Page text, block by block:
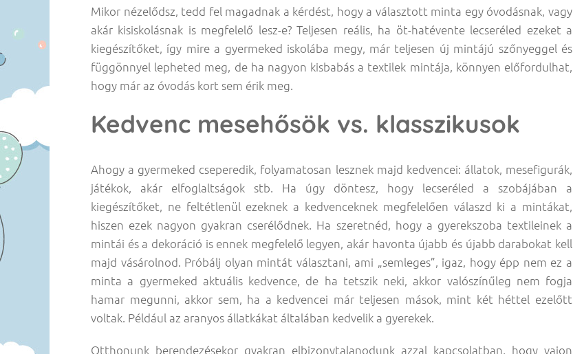
Mikor nézelődsz, tedd fel magadnak a kérdést, hogy a választott minta egy óvodásnak, vagy
akár kisiskolásnak is megfelelő lesz-e? Teljesen reális, ha öt-hatévente lecseréled ezeket a
kiegészítőket, így mire a gyermeked iskolába megy, már teljesen új mintájú szőnyeggel és
függönnyel lepheted meg, de ha nagyon kisbabás a textilek mintája, könnyen előfordulhat,
hogy már az óvodás kort sem érik meg.
Kedvenc mesehősök vs. klasszikusok
Ahogy a gyermeked cseperedik, folyamatosan lesznek majd kedvencei: állatok, mesefigurák,
játékok, akár elfoglaltságok stb. Ha úgy döntesz, hogy lecseréled a szobájában a
kiegészítőket, ne feltétlenül ezeknek a kedvenceknek megfelelően válaszd ki a mintákat,
hiszen ezek nagyon gyakran cserélődnek. Ha szeretnéd, hogy a gyerekszoba textileinek a
mintái és a dekoráció is ennek megfelelő legyen, akár havonta újabb és újabb darabokat kell
majd vásárolnod. Próbálj olyan mintát választani, ami „semleges”, igaz, hogy épp nem ez a
minta a gyermeked aktuális kedvence, de ha tetszik neki, akkor valószínűleg nem fogja
hamar megunni, akkor sem, ha a kedvencei már teljesen mások, mint két héttel ezelőtt
voltak. Például az aranyos állatkákat általában kedvelik a gyerekek.
Otthonunk berendezésekor gyakran elbizonytalanodunk azzal kapcsolatban, hogy vajon